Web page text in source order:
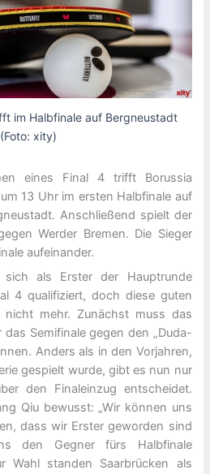
im Halbfinale auf Bergneustadt
(Foto: xity)
eines Final 4 trifft Borussia
13 Uhr im ersten Halbfinale auf
Anschließend spielt der
Werder Bremen. Die Sieger
aufeinander.
sich als Erster der Hauptrunde
4 qualifiziert, doch diese guten
nicht mehr. Zunächst muss das
Semifinale gegen den „Duda-
Anders als in den Vorjahren,
gespielt wurde, gibt es nun nur
den Finaleinzug entscheidet.
Qiu bewusst: „Wir können uns
dass wir Erster geworden sind
den Gegner fürs Halbfinale
Wahl standen Saarbrücken als